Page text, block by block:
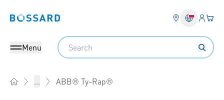
Bossard homepage Login
Menu
Search
... ABB® Ty-Rap®